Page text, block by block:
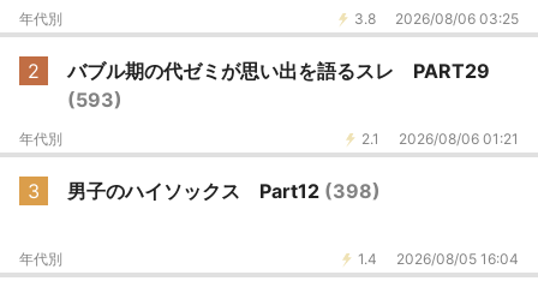
3.8 2026/08/06 03:25
年代別
2
バブル期の代ゼミが思い出を語るスレ PART29
(593)
2.1 2026/08/06 01:21
年代別
3 男子のハイソックス Part12 (398)
1.4 2026/08/05 16:04
年代別